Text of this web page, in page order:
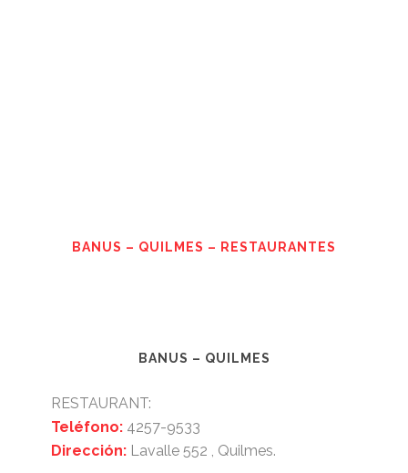
BANUS – QUILMES – RESTAURANTES
BANUS – QUILMES
RESTAURANT:
Teléfono: 4257-9533
Dirección: Lavalle 552 , Quilmes.